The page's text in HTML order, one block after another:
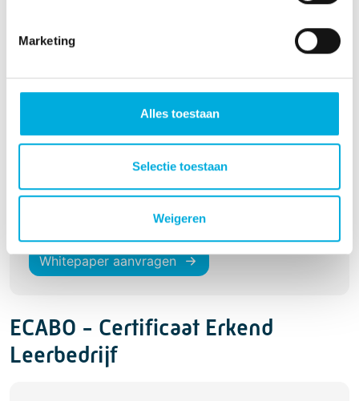
Marketing
Alles toestaan
Selectie toestaan
Weigeren
REI + EVI - Bewijs van Inschrijving
Whitepaper aanvragen
ECABO - Certificaat Erkend
Leerbedrijf